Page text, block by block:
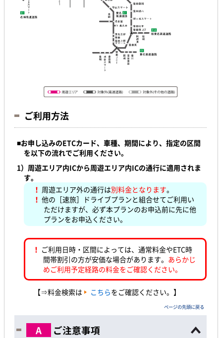
ご利用方法
■お申し込みのETCカード、車種、期間により、 指定の区間
を以下の流れでご利用ください。
1） 周遊エリア内ICから周遊エリア内ICの通行に適用されま
す。
！ 周遊エリア外の通行は別料金となります。
！ 他の［速旅］ドライブプランと組合せてご利用い
ただけますが、必ず本プランのお申込前に先に他
プランをお申込ください。
！ ご利用日時・区間によっては、通常料金やETC時
間帯割引の方が安価な場合があります。 あらかじ
めご利用予定経路の料金をご確認ください。
【⇒料金検索は こちらをご確認ください。】
ページの先頭に戻る
A ご注意事項